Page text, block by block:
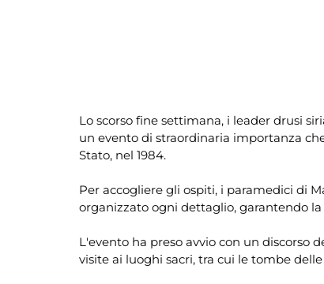
Lo scorso fine settimana, i leader drusi
un evento di straordinaria importanza
Stato, nel 1984.
Per accogliere gli ospiti, i paramedici di
organizzato ogni dettaglio, garantendo
L'evento ha preso avvio con un discorso
visite ai luoghi sacri, tra cui le tombe